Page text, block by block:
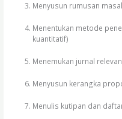
Menyusun rumusan
Menentukan metode
kuantitatif)
Menemukan jurnal
Menyusun kerangka
Menulis kutipan dan